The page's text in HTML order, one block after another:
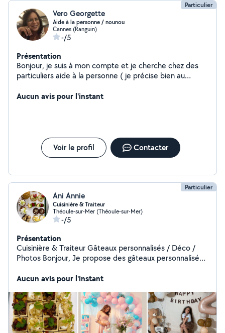
Particulier
Vero Georgette
Aide à la personne / nounou
Cannes (Ranguin)
-/5
Présentation
Bonjour, je suis à mon compte et je cherche chez des
particuliers aide à la personne ( je précise bien au
Pegomas et cannes la Bocca. 15 euros de l'heure net
Aucun avis pour l'instant
Voir le profil Contacter
Particulier
Ani Annie
Cuisinière & Traiteur
Théoule-sur-Mer (Théoule-sur-Mer)
-/5
Présentation
Cuisinière & Traiteur Gâteaux personnalisés / Déco /
Photos Bonjour, Je propose des gâteaux personnalisés,
ainsi que la décoration, les photos et vidéos de vos
et à petit budget. Contactez-moi pour un devis
Aucun avis pour l'instant